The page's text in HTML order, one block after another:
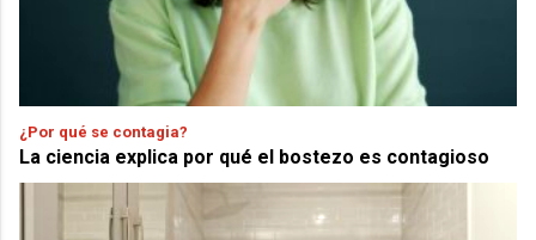
¿Por qué se contagia?
La ciencia explica por qué el bostezo es contagioso